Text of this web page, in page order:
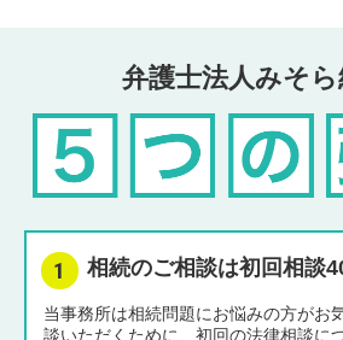
弁護士法人みそ
相続のご相談は初回相談
当事務所は相続問題にお悩みの方がお
談いただくために、初回の法律相談に